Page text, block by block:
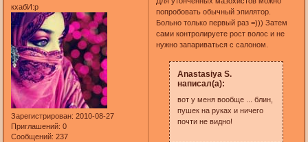
кхабИ:р
Зарегистрирован: 2010-08-27
Приглашений: 0
Сообщений: 237
попробовать обычный эпилятор.
Больно только первый раз =))) Затем
сами контролируете рост волос и не
нужно запариваться с салоном.
Anastasiya S.
написал(а):
вот у меня вообще ... блин,
пушек на руках и ничего
почти не видно!